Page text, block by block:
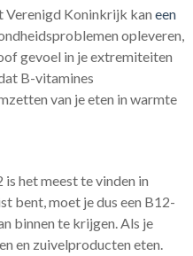
Verenigd Koninkrijk kan een
opleveren,
gevoel in je extremiteiten
B-vitamines
van je eten in warmte
het meest te vinden in
bent, moet je dus een B12-
binnen te krijgen. Als je
en zuivelproducten eten.